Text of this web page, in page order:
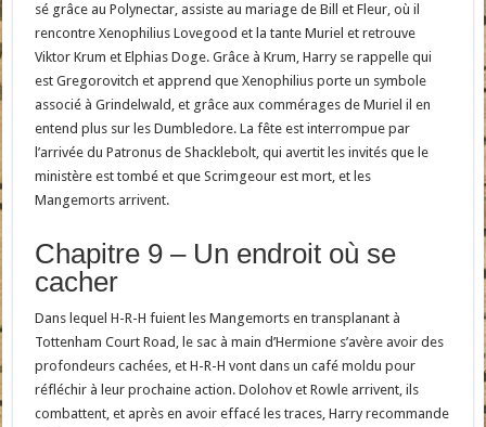
sé grâce au Polynectar, assiste au mariage de Bill et Fleur, où il
rencontre Xenophilius Lovegood et la tante Muriel et retrouve
Viktor Krum et Elphias Doge. Grâce à Krum, Harry se rappelle qui
est Gregorovitch et apprend que Xenophilius porte un symbole
associé à Grindelwald, et grâce aux commérages de Muriel il en
entend plus sur les Dumbledore. La fête est interrompue par
l’arrivée du Patronus de Shacklebolt, qui avertit les invités que le
ministère est tombé et que Scrimgeour est mort, et les
Mangemorts arrivent.
Chapitre 9 – Un endroit où se
cacher
Dans lequel H-R-H fuient les Mangemorts en transplanant à
Tottenham Court Road, le sac à main d’Hermione s’avère avoir des
profondeurs cachées, et H-R-H vont dans un café moldu pour
réfléchir à leur prochaine action. Dolohov et Rowle arrivent, ils
combattent, et après en avoir effacé les traces, Harry recommande